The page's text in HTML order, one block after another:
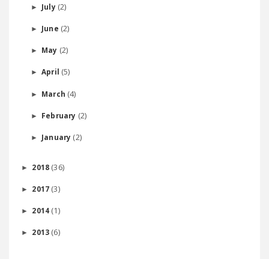
► July (2)
► June (2)
► May (2)
►April (5)
► March (4)
► February (2)
► January (2)
► 2018 (36)
► 2017 (3)
► 2014 (1)
► 2013 (6)